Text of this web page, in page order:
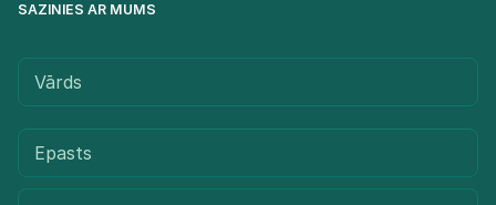
SAZINIES AR MUMS